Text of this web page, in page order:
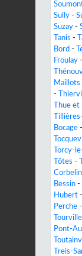
Sully -
Suzay -
Tanis -
Bord -
Froulay -
Maillots
-
Thue
Bocage -
Torcy-
Tôtes -
Bessin -
Hubert -
Perche -
Pont-
Treis-